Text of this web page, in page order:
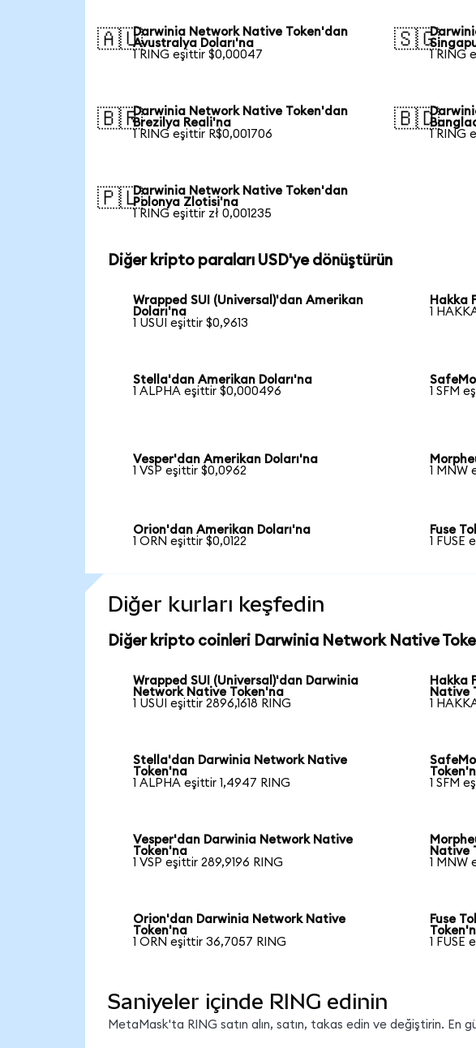
🇦🇺Darwinia Network Native Token'dan
Avustralya Doları'na
1 RING eşittir $0,00047
🇸🇬
1 RING
🇧🇷Darwinia Network Native Token'dan
Brezilya Reali'na
1 RING eşittir R$0,001706
🇧🇩
1 RING
🇵🇱Darwinia Network Native Token'dan
Polonya Zlotisi'na
1 RING eşittir zł 0,001235
Diğer kripto paraları USD'ye dönüştürün
Wrapped SUI (Universal)'dan Amerikan
Doları'na
1 USUI eşittir $0,9613
Hakka
1
Stella'dan Amerikan Doları'na
1 ALPHA eşittir $0,000496
1 SFM
Vesper'dan Amerikan Doları'na
1 VSP eşittir $0,0962
1 MNW
Orion'dan Amerikan Doları'na
1 ORN eşittir $0,0122
Fuse
1 FUSE
Diğer kurları keşfedin
Diğer kripto coinleri Darwinia Network Native
Wrapped SUI (Universal)'dan Darwinia
Network Native Token'na
1 USUI eşittir 2896,1618 RING
Hakka
Native
1
Stella'dan Darwinia Network Native
Token'na
1 ALPHA eşittir 1,4947 RING
1 SFM
Vesper'dan Darwinia Network Native
Token'na
1 VSP eşittir 289,9196 RING
Native
1 MNW
Orion'dan Darwinia Network Native
Token'na
1 ORN eşittir 36,7057 RING
Fuse
1 FUSE
Saniyeler içinde RING edinin
MetaMask'ta RING satın alın, satın, takas edin ve değiştirin. En